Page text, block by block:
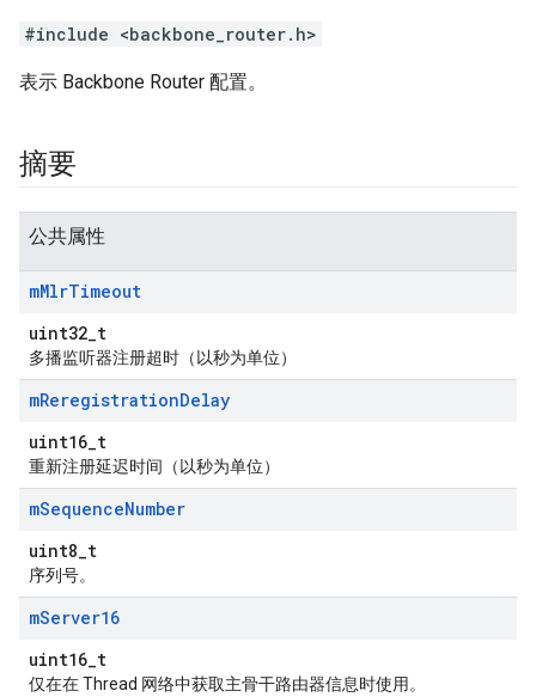
#include <backbone_router.h>
表示 Backbone Router 配置。
摘要
公共属性
mMlrTimeout
uint32_t
多播监听器注册超时（以秒为单位）
mReregistrationDelay
uint16_t
重新注册延迟时间（以秒为单位）
mSequenceNumber
uint8_t
序列号。
mServer16
uint16_t
仅在在 Thread 网络中获取主骨干路由器信息时使用。